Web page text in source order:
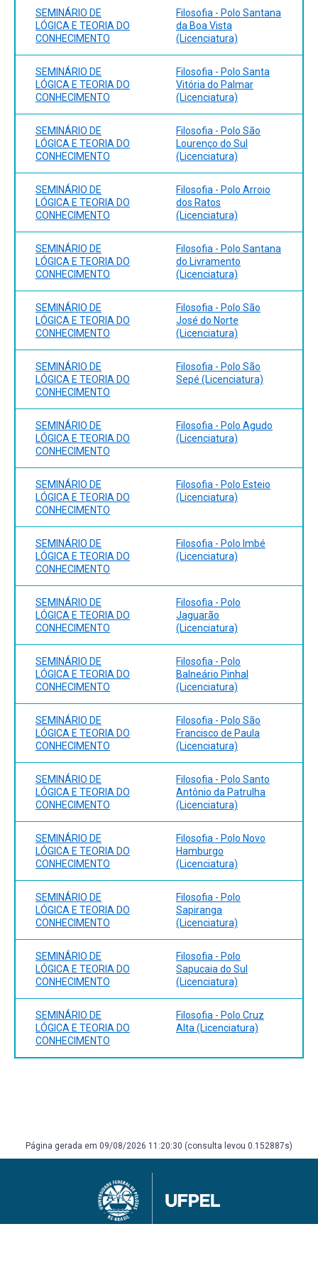
NEPFIL, 2013. HAX, B. Pensamento e Objeto. Pelotas:
NEPFIL, 2015. FERREIRA, E. Dossiê Wittgenstein.
Dissertatio Revista de Filosofia, 2015.
SEMINÁRIO DE
LÓGICA E TEORIA DO
CONHECIMENTO
Filosofia - Polo Santana
da Boa Vista
(Licenciatura)
SEMINÁRIO DE
LÓGICA E TEORIA DO
CONHECIMENTO
Filosofia - Polo Santa
Vitória do Palmar
(Licenciatura)
SEMINÁRIO DE
LÓGICA E TEORIA DO
CONHECIMENTO
Filosofia - Polo São
Lourenço do Sul
(Licenciatura)
SEMINÁRIO DE
LÓGICA E TEORIA DO
CONHECIMENTO
Filosofia - Polo Arroio
dos Ratos
(Licenciatura)
SEMINÁRIO DE
LÓGICA E TEORIA DO
CONHECIMENTO
Filosofia - Polo Santana
do Livramento
(Licenciatura)
SEMINÁRIO DE
LÓGICA E TEORIA DO
CONHECIMENTO
Filosofia - Polo São
José do Norte
(Licenciatura)
SEMINÁRIO DE
LÓGICA E TEORIA DO
CONHECIMENTO
Filosofia - Polo São
Sepé (Licenciatura)
SEMINÁRIO DE
LÓGICA E TEORIA DO
CONHECIMENTO
Filosofia - Polo Agudo
(Licenciatura)
SEMINÁRIO DE
LÓGICA E TEORIA DO
CONHECIMENTO
Filosofia - Polo Esteio
(Licenciatura)
SEMINÁRIO DE
LÓGICA E TEORIA DO
CONHECIMENTO
Filosofia - Polo Imbé
(Licenciatura)
SEMINÁRIO DE
LÓGICA E TEORIA DO
CONHECIMENTO
Filosofia - Polo
Jaguarão
(Licenciatura)
SEMINÁRIO DE
LÓGICA E TEORIA DO
CONHECIMENTO
Filosofia - Polo
Balneário Pinhal
(Licenciatura)
SEMINÁRIO DE
LÓGICA E TEORIA DO
CONHECIMENTO
Filosofia - Polo São
Francisco de Paula
(Licenciatura)
SEMINÁRIO DE
LÓGICA E TEORIA DO
CONHECIMENTO
Filosofia - Polo Santo
Antônio da Patrulha
(Licenciatura)
SEMINÁRIO DE
LÓGICA E TEORIA DO
CONHECIMENTO
Filosofia - Polo Novo
Hamburgo
(Licenciatura)
SEMINÁRIO DE
LÓGICA E TEORIA DO
CONHECIMENTO
Filosofia - Polo
Sapiranga
(Licenciatura)
SEMINÁRIO DE
LÓGICA E TEORIA DO
CONHECIMENTO
Filosofia - Polo
Sapucaia do Sul
(Licenciatura)
SEMINÁRIO DE
LÓGICA E TEORIA DO
CONHECIMENTO
Filosofia - Polo Cruz
Alta (Licenciatura)
Página gerada em 09/08/2026 11:20:30 (consulta levou 0.152887s)